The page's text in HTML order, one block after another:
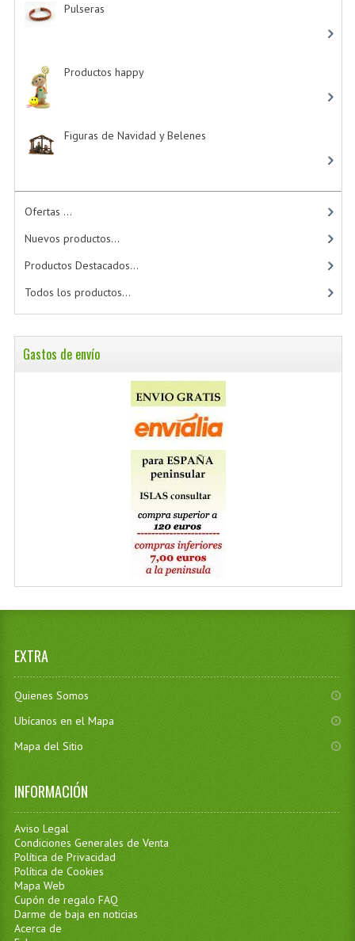
Pulseras
Productos happy
Figuras de Navidad y Belenes
Ofertas ...
Nuevos productos...
Productos Destacados...
Todos los productos...
Gastos de envío
EXTRA
Quienes Somos
Ubícanos en el Mapa
Mapa del Sitio
INFORMACIÓN
Aviso Legal
Condiciones Generales de Venta
Política de Privacidad
Política de Cookies
Mapa Web
Cupón de regalo FAQ
Darme de baja en noticias
Acerca de